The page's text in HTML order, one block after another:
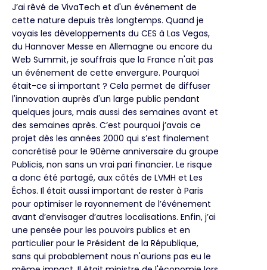
J’ai rêvé de VivaTech et d'un événement de
cette nature depuis très longtemps. Quand je
voyais les développements du CES à Las Vegas,
du Hannover Messe en Allemagne ou encore du
Web Summit, je souffrais que la France n'ait pas
un événement de cette envergure. Pourquoi
était-ce si important ? Cela permet de diffuser
l'innovation auprès d'un large public pendant
quelques jours, mais aussi des semaines avant et
des semaines après. C’est pourquoi j’avais ce
projet dès les années 2000 qui s’est finalement
concrétisé pour le 90ème anniversaire du groupe
Publicis, non sans un vrai pari financier. Le risque
a donc été partagé, aux côtés de LVMH et Les
Échos. Il était aussi important de rester à Paris
pour optimiser le rayonnement de l’événement
avant d’envisager d’autres localisations. Enfin, j’ai
une pensée pour les pouvoirs publics et en
particulier pour le Président de la République,
sans qui probablement nous n'aurions pas eu le